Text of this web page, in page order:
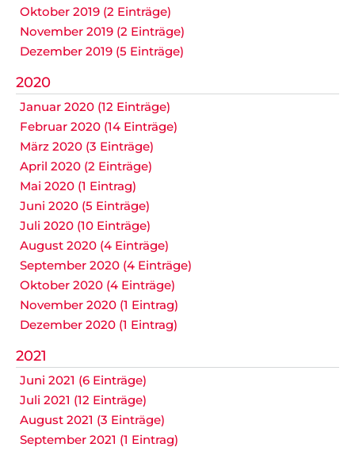
Oktober 2019 (2 Einträge)
November 2019 (2 Einträge)
Dezember 2019 (5 Einträge)
2020
Januar 2020 (12 Einträge)
Februar 2020 (14 Einträge)
März 2020 (3 Einträge)
April 2020 (2 Einträge)
Mai 2020 (1 Eintrag)
Juni 2020 (5 Einträge)
Juli 2020 (10 Einträge)
August 2020 (4 Einträge)
September 2020 (4 Einträge)
Oktober 2020 (4 Einträge)
November 2020 (1 Eintrag)
Dezember 2020 (1 Eintrag)
2021
Juni 2021 (6 Einträge)
Juli 2021 (12 Einträge)
August 2021 (3 Einträge)
September 2021 (1 Eintrag)
Navigation
überspringen
Anfahrt Impressum